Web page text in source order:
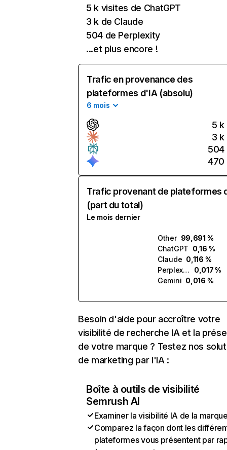
5 k visites de ChatGPT
3 k de Claude
504 de Perplexity
...et plus encore !
Trafic en provenance des
plateformes d'IA (absolu)
6 mois
5 k
3 k
504
470
Trafic provenant de plateformes
(part du total)
Le mois dernier
Other 99,691 %
ChatGPT 0,16 %
Claude 0,116 %
Perplexity
0,017 %
Gemini 0,016 %
Besoin d'aide pour accroître votre
visibilité de recherche IA et la
de votre marque ? Testez nos
de marketing par l'IA :
Boîte à outils de visibilité
Semrush AI
Examiner la visibilité IA de la
Comparez la façon dont les
plateformes vous présentent par